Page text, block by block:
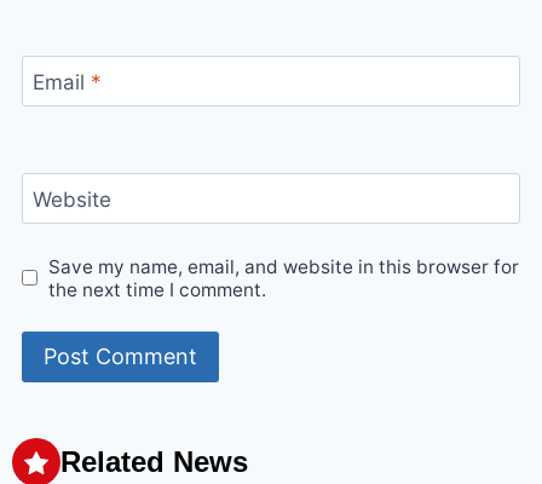
Email *
Website
Save my name, email, and website in this browser for
the next time I comment.
Related News